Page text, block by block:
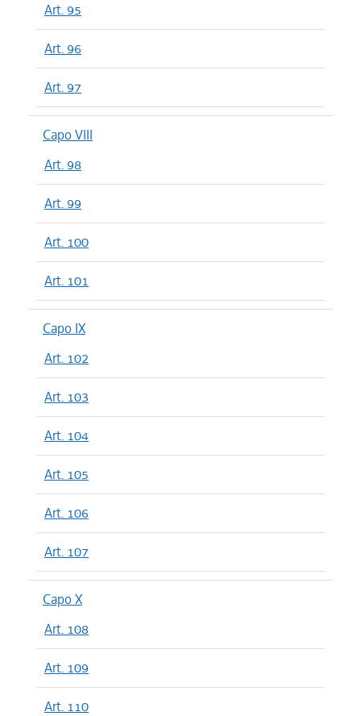
Art. 95
Art. 96
Art. 97
Capo VIII
Art. 98
Art. 99
Art. 100
Art. 101
Capo IX
Art. 102
Art. 103
Art. 104
Art. 105
Art. 106
Art. 107
Capo X
Art. 108
Art. 109
Art. 110